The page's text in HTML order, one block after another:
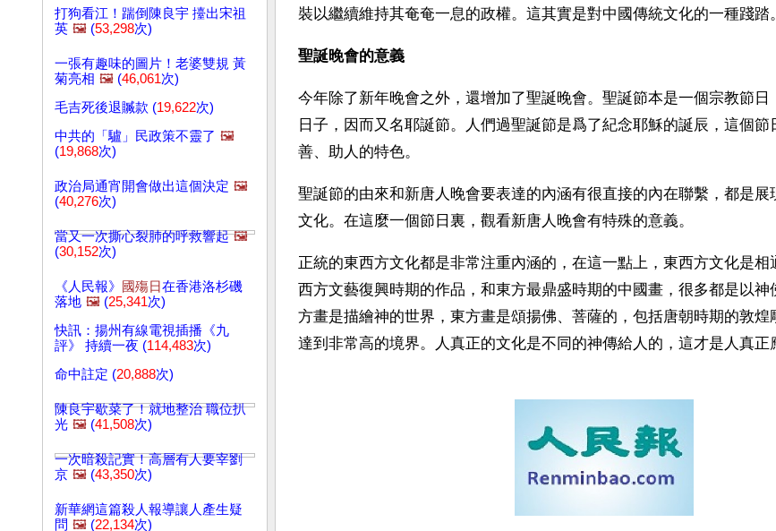
打狗看江！踹倒陳良宇 擡出宋祖
英 🖼️ (53,298次)
一張有趣味的圖片！老婆雙規 黃
菊亮相 🖼️ (46,061次)
毛吉死後退贓款 (19,622次)
中共的「驢」民政策不靈了 🖼️
(19,868次)
政治局通宵開會做出這個決定 🖼️
(40,276次)
當又一次撕心裂肺的呼救響起 🖼️
(30,152次)
《人民報》 國殤日在香港洛杉磯
落地 🖼️ (25,341次)
快訊：揚州有線電視插播《九
評》 持續一夜 (114,483次)
命中註定 (20,888次)
陳良宇歇菜了！就地整治 職位扒
光 🖼️ (41,508次)
一次暗殺記實！高層有人要宰劉
京 🖼️ (43,350次)
新華網這篇殺人報導讓人產生疑
問 🖼️ (22,134次)
裝以繼續維持其奄奄一息的政權。這其實是對中國傳統文化的一種踐踏。
聖誕晚會的意義
今年除了新年晚會之外，還增加了聖誕晚會。聖誕節本是一個宗教節日
日子，因而又名耶誕節。人們過聖誕節是爲了紀念耶穌的誕辰，這個節
善、助人的特色。
聖誕節的由來和新唐人晚會要表達的內涵有很直接的內在聯繫，都是展
文化。在這麼一個節日裏，觀看新唐人晚會有特殊的意義。
正統的東西方文化都是非常注重內涵的，在這一點上，東西方文化是相
西方文藝復興時期的作品，和東方最鼎盛時期的中國畫，很多都是以神
方畫是描繪神的世界，東方畫是頌揚佛、菩薩的，包括唐朝時期的敦煌
達到非常高的境界。人真正的文化是不同的神傳給人的，這才是人真正